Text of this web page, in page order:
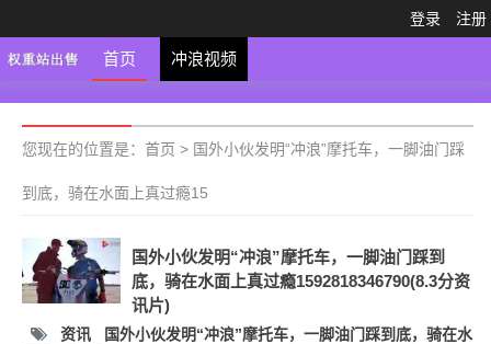
登录 注册
首页 冲浪视频
您现在的位置是： 首页 > 国外小伙发明“冲浪”摩托车，一脚油门踩
到底，骑在水面上真过瘾15
国外小伙发明“冲浪”摩托车，一脚油门踩到
底，骑在水面上真过瘾1592818346790(8.3分资
讯片)
资讯
国外小伙发明“冲浪”摩托车，一脚油门踩到底，骑在水